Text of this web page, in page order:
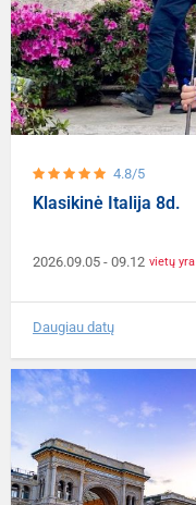
4.8/5
Klasikinė Italija 8d.
2026.09.05 - 09.12 vietų yra
Daugiau datų